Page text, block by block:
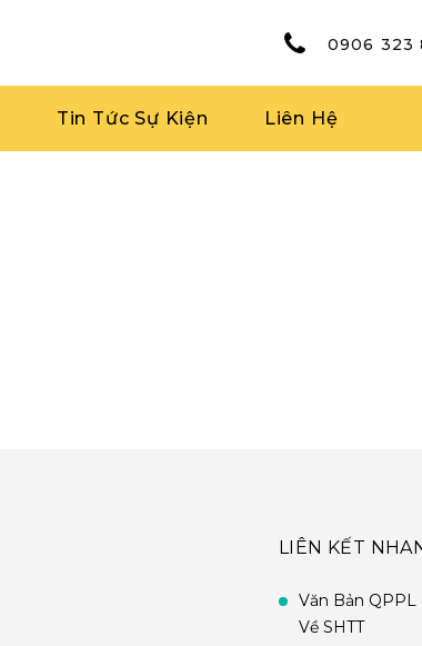
0906 323
Tin Tức Sự Kiện Liên Hệ
LIÊN KẾT
Văn Bản QPPL
Về SHTT